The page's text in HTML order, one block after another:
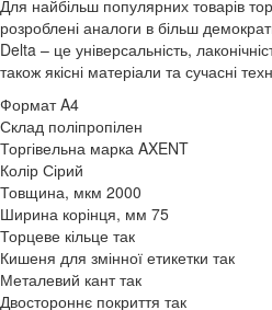
Для найбільш популярних товарів
розроблені аналоги в більш
Delta – це універсальність,
також якісні матеріали та сучасні
Формат A4
Склад поліпропілен
Торгівельна марка AXENT
Колір Сірий
Товщина, мкм 2000
Ширина корінця, мм 75
Торцеве кільце так
Кишеня для змінної етикетки так
Металевий кант так
Двостороннє покриття так